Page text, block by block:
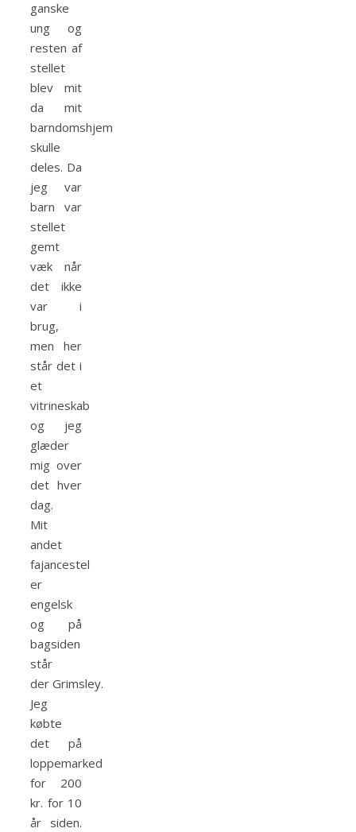
ganske
ung og
resten af
stellet
blev mit
da mit
barndomshjem
skulle
deles. Da
jeg var
barn var
stellet
gemt
væk når
det ikke
var i
brug,
men her
står det i
et
vitrineskab
og jeg
glæder
mig over
det hver
dag.
Mit
andet
fajancestel
er
engelsk
og på
bagsiden
står
der Grimsley.
Jeg
købte
det på
loppemarked
for 200
kr. for 10
år siden.